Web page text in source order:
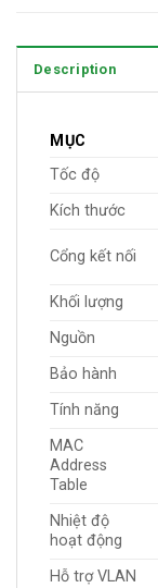
Description
MỤC
Tốc độ
Kích thước
Cổng kết nối
Khối lượng
Nguồn
Bảo hành
Tính năng
MAC
Address
Table
Nhiệt độ
hoạt động
Hỗ trợ VLAN